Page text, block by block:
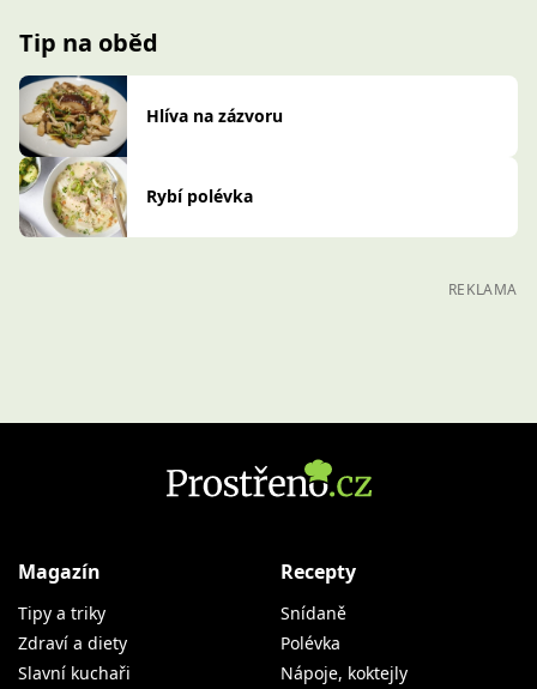
Tip na oběd
Hlíva na zázvoru
Rybí polévka
REKLAMA
Magazín
Tipy a triky
Zdraví a diety
Slavní kuchaři
Recepty
Snídaně
Polévka
Nápoje, koktejly